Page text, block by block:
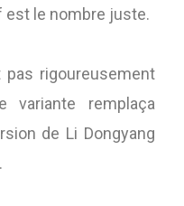
est le nombre juste.
pas rigoureusement
variante remplaça
de Li Dongyang